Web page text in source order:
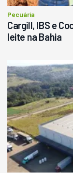
Pecuária
Cargill, IBS e
leite na Bahia